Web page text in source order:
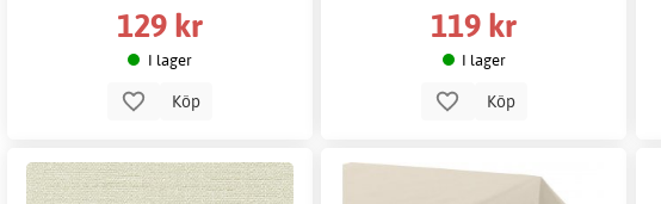
129 kr
I lager
Köp
119 kr
I lager
Köp